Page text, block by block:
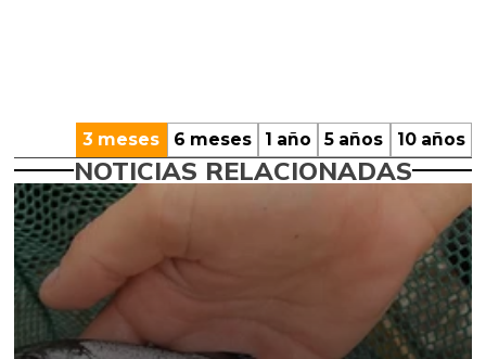
3 meses 6 meses 1 año 5 años 10 años
NOTICIAS RELACIONADAS